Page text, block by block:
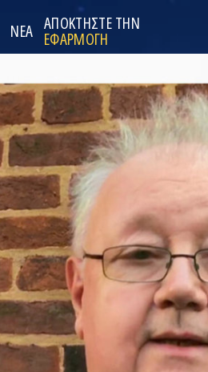
ΝΕΑ ΑΠΟΚΤΗΣΤΕ ΤΗΝ
ΕΦΑΡΜΟΓΗ